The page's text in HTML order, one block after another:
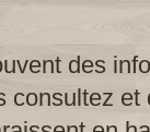
des
consultez